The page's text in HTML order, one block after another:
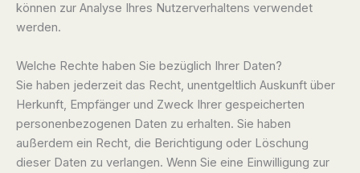
können zur Analyse Ihres Nutzerverhaltens verwendet
werden.
Welche Rechte haben Sie bezüglich Ihrer Daten?
Sie haben jederzeit das Recht, unentgeltlich Auskunft über
Herkunft, Empfänger und Zweck Ihrer gespeicherten
personenbezogenen Daten zu erhalten. Sie haben
außerdem ein Recht, die Berichtigung oder Löschung
dieser Daten zu verlangen. Wenn Sie eine Einwilligung zur